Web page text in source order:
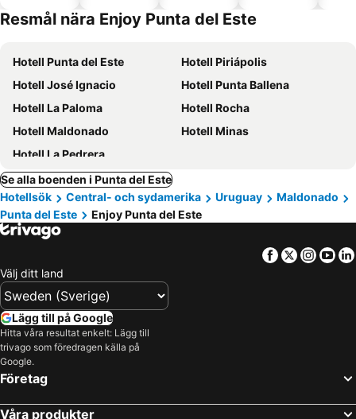
Resmål nära Enjoy Punta del Este
Hotell Punta del Este
Hotell Piriápolis
Hotell José Ignacio
Hotell Punta Ballena
Hotell La Paloma
Hotell Rocha
Hotell Maldonado
Hotell Minas
Hotell La Pedrera
Se alla boenden i Punta del Este
Hotellsök
Central- och sydamerika Uruguay
Maldonado
Punta del Este
Enjoy Punta del Este
Facebook
Twitter
Välj ditt land
Lägg till på Google
Hitta våra resultat enkelt: Lägg till
trivago som föredragen källa på
Google.
Företag
Våra produkter